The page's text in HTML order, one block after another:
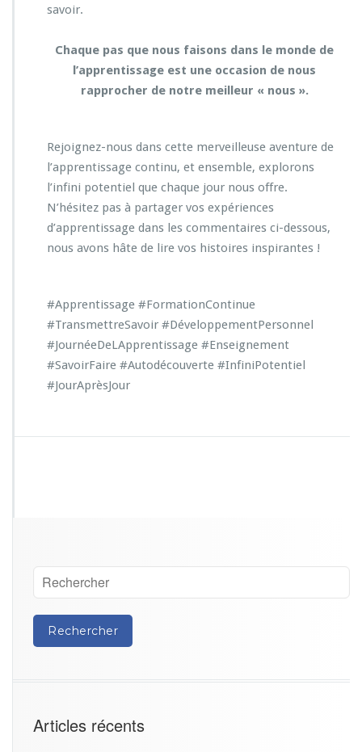
savoir.
Chaque pas que nous faisons dans le monde de
l’apprentissage est une occasion de nous
rapprocher de notre meilleur « nous ».
Rejoignez-nous dans cette merveilleuse aventure de
l’apprentissage continu, et ensemble, explorons
l’infini potentiel que chaque jour nous offre.
N’hésitez pas à partager vos expériences
d’apprentissage dans les commentaires ci-dessous,
nous avons hâte de lire vos histoires inspirantes !
#Apprentissage #FormationContinue
#TransmettreSavoir #DéveloppementPersonnel
#JournéeDeLApprentissage #Enseignement
#SavoirFaire #Autodécouverte #InfiniPotentiel
#JourAprèsJour
Articles récents